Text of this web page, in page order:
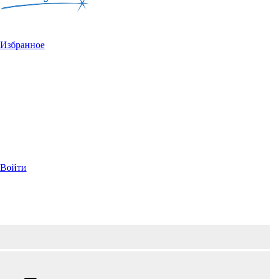
Избранное
Войти